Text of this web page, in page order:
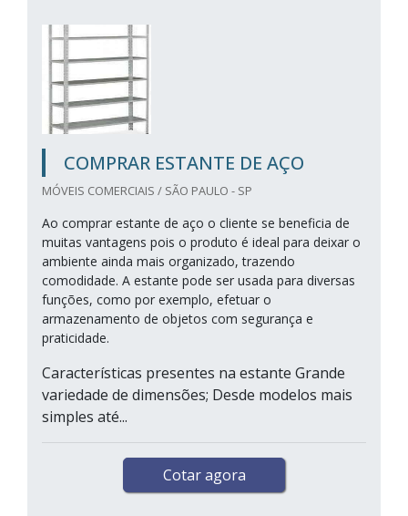
COMPRAR ESTANTE DE AÇO
MÓVEIS COMERCIAIS / SÃO PAULO - SP
Ao comprar estante de aço o cliente se beneficia de
muitas vantagens pois o produto é ideal para deixar o
ambiente ainda mais organizado, trazendo
comodidade. A estante pode ser usada para diversas
funções, como por exemplo, efetuar o
armazenamento de objetos com segurança e
praticidade.
Características presentes na estante Grande
variedade de dimensões; Desde modelos mais
simples até...
Cotar agora